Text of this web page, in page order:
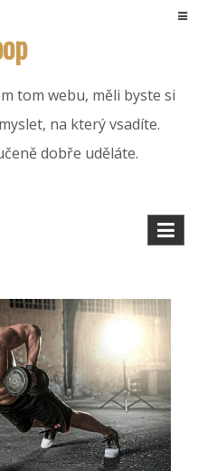
tom webu, měli byste si
na který vsadíte.
dobře uděláte.